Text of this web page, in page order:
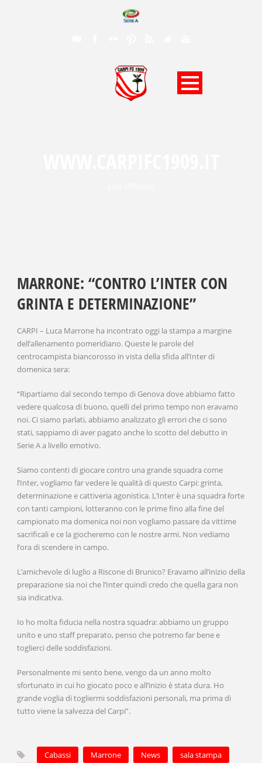
MARRONE: “CONTRO L’INTER CON
GRINTA E DETERMINAZIONE”
CARPI – Luca Marrone ha incontrato oggi la stampa a margine
dell’allenamento pomeridiano. Queste le parole del
centrocampista biancorosso in vista della sfida all’Inter di
domenica sera:
“Ripartiamo dal secondo tempo di Genova dove abbiamo fatto
vedere qualcosa di buono, quelli del primo tempo non eravamo
noi. Ci siamo parlati, abbiamo analizzato gli errori che ci sono
stati, sappiamo di aver pagato anche lo scotto del debutto in
Serie A a livello emotivo.
Siamo contenti di giocare contro una grande squadra come
l’Inter, vogliamo far vedere le qualità di questo Carpi: grinta,
determinazione e cattiveria agonistica. L’Inter è una squadra forte
con tanti campioni, lotteranno con le prime fino alla fine del
campionato ma domenica noi non vogliamo passare da vittime
sacrificali e ce la giocheremo con le nostre armi. Non vediamo
l’ora di scendere in campo.
L’amichevole di luglio a Riscone di Brunico? Eravamo all’inizio della
preparazione sia noi che l’Inter quindi credo che quella gara non
sia indicativa.
Io ho molta fiducia nella nostra squadra: abbiamo un gruppo
unito e uno staff preparato, penso che potremo far bene e
toglierci delle soddisfazioni.
Personalmente mi sento bene, vengo da un anno molto
sfortunato in cui ho giocato poco e all’inizio è stata dura. Ho
grande voglia di togliermi soddisfazioni personali, ma prima di
tutto viene la salvezza del Carpi”.
Cabassi Marrone News
sala stampa